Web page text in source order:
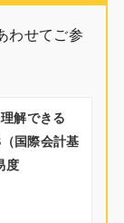
わせてご参
解できる
国際会計基
度